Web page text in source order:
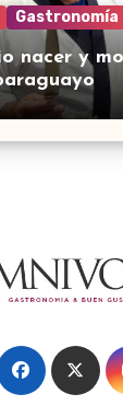
Gastronomía
nacer y